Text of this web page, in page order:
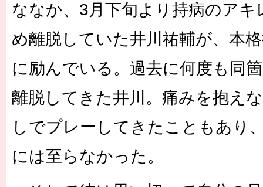
［3217号］最高の景色へ出国
［3218号］WEEKLY EG SELECTION
［3219号］特別な覇者へ 大逆転か連破か
［3220号］伝説の王者、黄金のシャーレ
ななか、3月下旬より持病のアキ
め離脱していた井川祐輔が、本
に励んでいる。過去に何度も同
離脱してきた井川。痛みを抱え
しでプレーしてきたこともあり
には至らなかった。